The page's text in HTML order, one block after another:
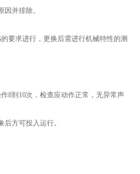
并排除。
求进行，更换后需进行机械特性的测
到10次，检查应动作正常，无异常声
方可投入运行。